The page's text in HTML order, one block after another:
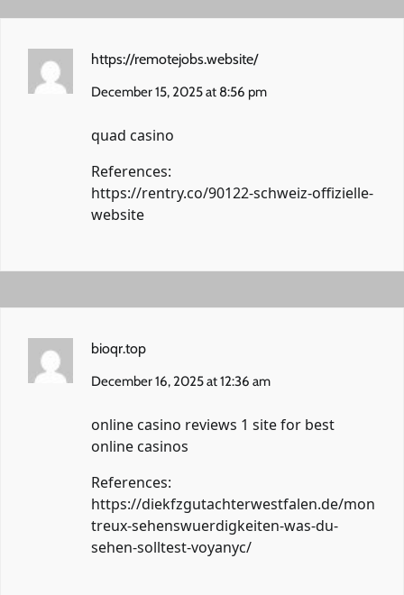
https://remotejobs.website/
December 15, 2025 at 8:56 pm
quad casino
References:
https://rentry.co/90122-schweiz-offizielle-
website
bioqr.top
December 16, 2025 at 12:36 am
online casino reviews 1 site for best
online casinos
References:
https://diekfzgutachterwestfalen.de/mon
treux-sehenswuerdigkeiten-was-du-
sehen-solltest-voyanyc/